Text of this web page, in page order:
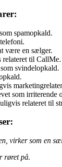
spamopkald.
være en sælger.
til CallMe.
svindelopkald.
som irriterende
relateret til
virker som en
røret på.